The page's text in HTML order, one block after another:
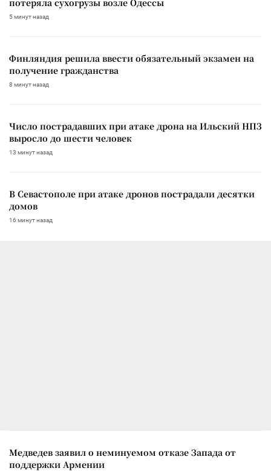
5 минут назад
Финляндия решила ввести обязательный экзамен на
получение гражданства
8 минут назад
Число пострадавших при атаке дрона на Ильский НПЗ
выросло до шести человек
13 минут назад
В Севастополе при атаке дронов пострадали десятки
домов
16 минут назад
Медведев заявил о неминуемом отказе Запада от
поддержки Армении